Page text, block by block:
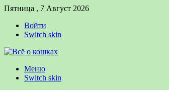
Пятница , 7 Август 2026
Войти
Switch skin
Меню
Switch skin